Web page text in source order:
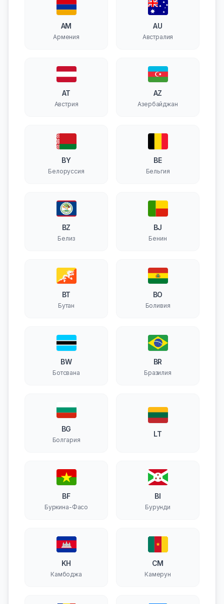
AM
Армения
AU
Австралия
AT
Австрия
AZ
Азербайджан
BY
Белоруссия
BE
Бельгия
BZ
Белиз
BJ
Бенин
BT
Бутан
BO
Боливия
BW
Ботсвана
BR
Бразилия
BG
Болгария
LT
BF
Буркина-Фасо
BI
Бурунди
KH
Камбоджа
CM
Камерун